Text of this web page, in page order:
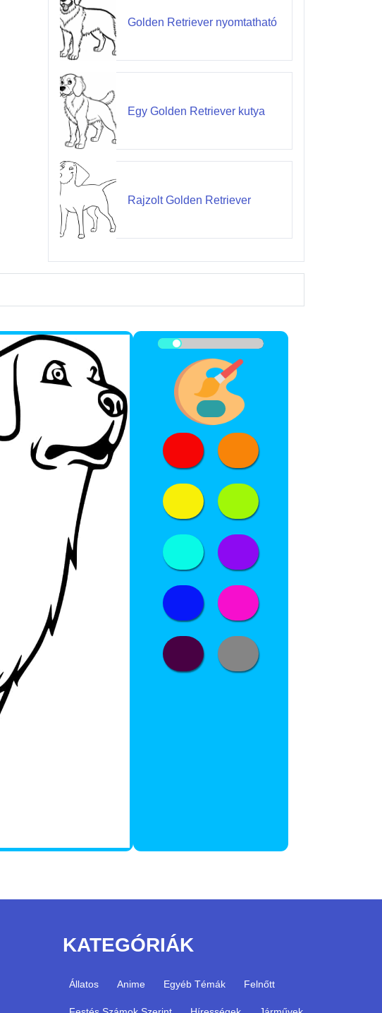
Golden Retriever nyomtatható
Egy Golden Retriever kutya
Rajzolt Golden Retriever
KATEGÓRIÁK
Állatos Anime Egyéb Témák Felnőtt